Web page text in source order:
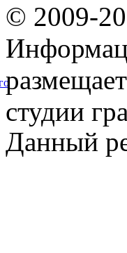
© 2009-
студии
Данный